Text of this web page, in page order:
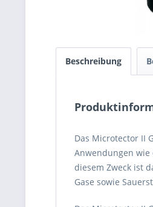
Beschreibung
Das Microtector II
Anwendungen wie
diesem Zweck ist
Gase sowie